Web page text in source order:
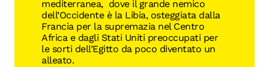
mediterranea, dove il grande nemico
dell’Occidente è la Libia, osteggiata dalla
Francia per la supremazia nel Centro
Africa e dagli Stati Uniti preoccupati per
le sorti dell’Egitto da poco diventato un
alleato.